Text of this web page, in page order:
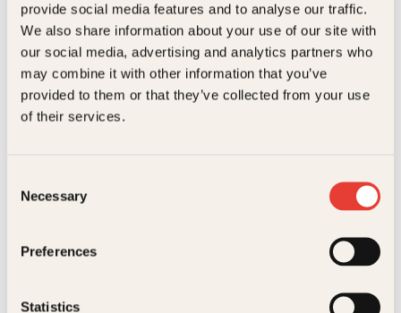
provide social media features and to analyse our traffic.
We also share information about your use of our site with
our social media, advertising and analytics partners who
may combine it with other information that you’ve
provided to them or that they’ve collected from your use
of their services.
Selection
Necessary
Preferences
Statistics
Antall sider 198
Litteraturtype Skjønnlitteratur
Kagge pocket
Originaltittel
Mia Søreide
Prinsesse
Kristina av
Tunsberg
Christian Krohg, Eilif
Peterssen, Erik Werenskiold,
Finn Hødnebø, Gerhard
Munthe, Halfdan Egedius,
Snorre SturlasonFinn